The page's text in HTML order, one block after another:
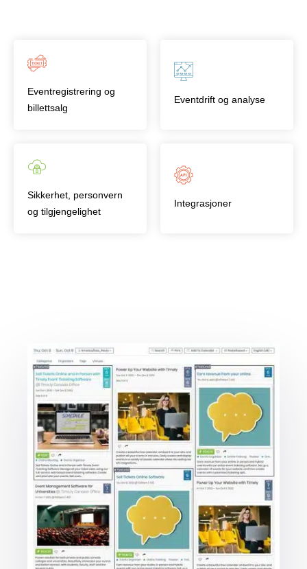
Eventregistrering og
billettsalg
Eventdrift og analyse
Sikkerhet, personvern
og tilgjengelighet
Integrasjoner